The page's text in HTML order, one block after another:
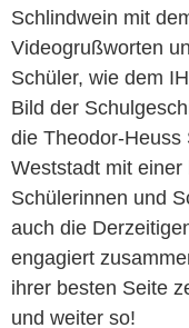
Schlindwein mit
Videogrußworten
Schüler, wie dem
Bild der
die Theodor-Heuss
Weststadt mit
Schülerinnen und
auch die
engagiert
ihrer besten Seite
und weiter so!